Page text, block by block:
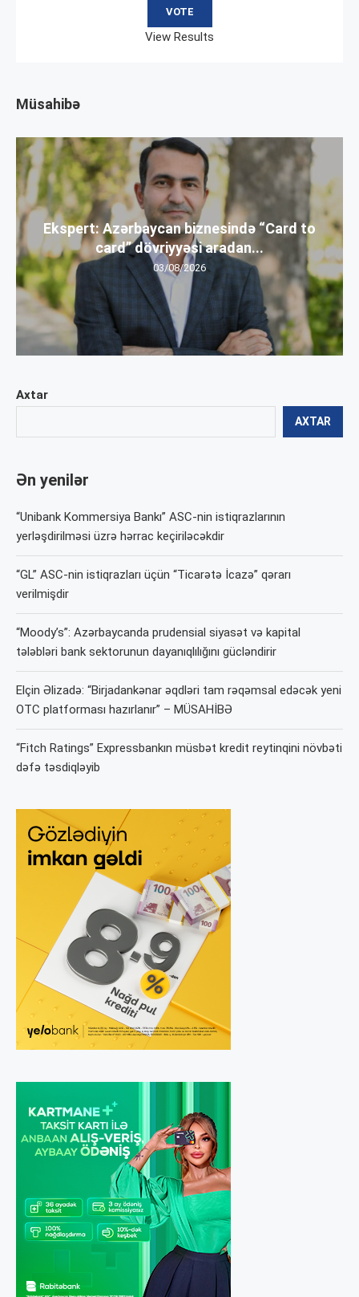
Axtar
AXTAR
Ən yenilər
“Unibank Kommersiya Bankı” ASC-nin istiqrazlarının
yerləşdirilməsi üzrə hərrac keçiriləcəkdir
“GL” ASC-nin istiqrazları üçün “Ticarətə İcazə” qərarı
verilmişdir
“Moody’s”: Azərbaycanda prudensial siyasət və kapital
tələbləri bank sektorunun dayanıqlılığını gücləndirir
Elçin Əlizadə: “Birjadankənar əqdləri tam rəqəmsal edəcək yeni
OTC platforması hazırlanır” – MÜSAHİBƏ
“Fitch Ratings” Expressbankın müsbət kredit reytinqini növbəti
dəfə təsdiqləyib
View Results
Müsahibə
Ekspert: Azərbaycan biznesində “Card to
card” dövriyyəsi aradan...
03/08/2026